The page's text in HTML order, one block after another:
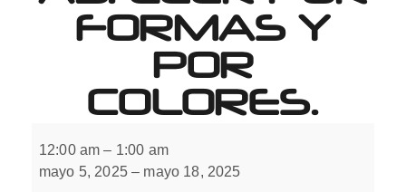
FORMAS Y
POR
COLORES.
misterio
de
la
12:00 am – 1:00 am
mayo 5, 2025 – mayo 18, 2025